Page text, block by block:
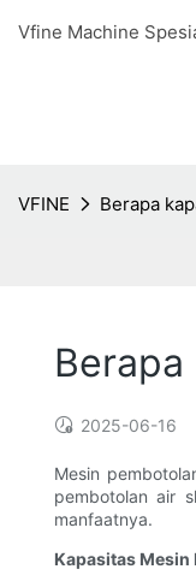
Vfine Machine
VFINE Berapa
2025-06-16
Mesin
pembotolan air
manfaatnya.
Kapasitas Mesin